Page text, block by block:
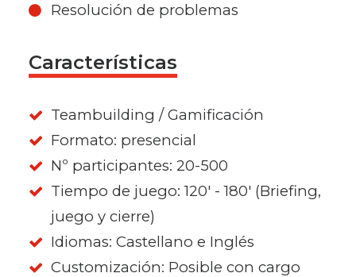
Resolución de problemas
Características
Teambuilding / Gamificación
Formato: presencial
Nº participantes: 20-500
Tiempo de juego: 120' - 180' (Briefing,
juego y cierre)
Idiomas: Castellano e Inglés
Customización: Posible con cargo